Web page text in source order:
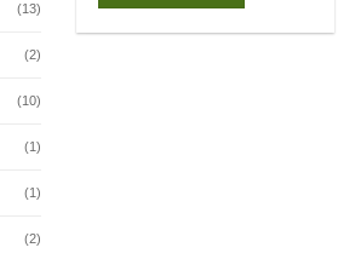
(13)
(2)
(10)
(1)
(1)
(2)